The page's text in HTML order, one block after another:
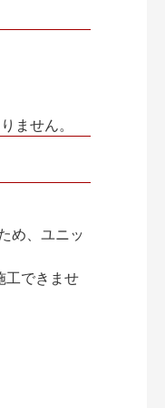
ません。
め、ユニッ
工できませ